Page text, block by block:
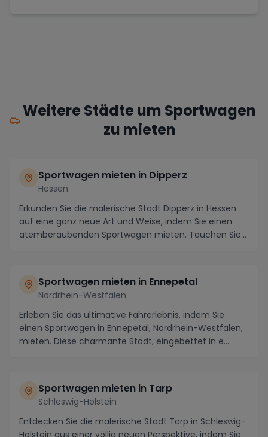
Weitere Städte um Sportwagen
zu mieten
Sportwagen mieten in Dipperz
Hessen
Erkunden Sie die malerische Stadt Dipperz in Hessen
auf eine ganz neue Art und Weise, indem Sie einen
atemberaubenden Sportwagen mieten. Tauchen Sie
Sportwagen mieten in Ennepetal
Nordrhein-Westfalen
Erleben Sie das ultimative Fahrerlebnis, indem Sie
einen Sportwagen in Ennepetal, Nordrhein-Westfalen,
mieten. Diese charmante Stadt, eingebettet in e...
Sportwagen mieten in Tarp
Schleswig-Holstein
Entdecken Sie die malerische Stadt Tarp in Schleswig-
Holstein aus einer völlig neuen Perspektive, indem Sie